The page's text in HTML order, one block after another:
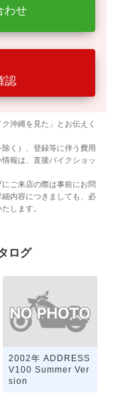
わせ
認
沖縄を見た」とお伝えく
く）、登録等に伴う費用
報は、直接バイクショッ
ご来店の際は事前にお問
内容につきましても、必
します。
ログ
2002年 ADDRESS
V100 Summer Ver
sion